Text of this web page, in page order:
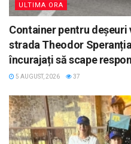
ULTIMA ORA
Container pentru
strada Theodor
încurajați să scape
5 AUGUST, 2026 37